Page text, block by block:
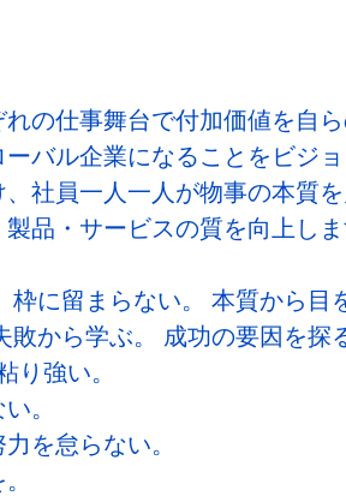
の仕事舞台で付加価値を自
バル企業になることをビジ
社員一人一人が物事の本質
品・サービスの質を向上しま
に留まらない。 本質から目
から学ぶ。 成功の要因を探
り強い。
。
を怠らない。